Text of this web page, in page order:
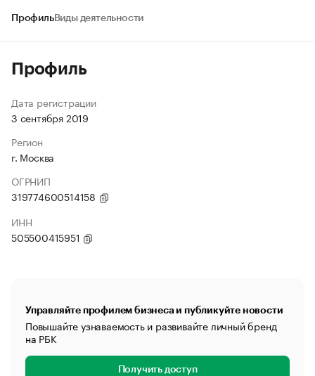
ПрофильВиды деятельности
Профиль
Дата регистрации
3 сентября 2019
Регион
г. Москва
ОГРНИП
319774600514158
ИНН
505500415951
Управляйте профилем бизнеса и публикуйте новости
Повышайте узнаваемость и развивайте личный бренд
на РБК
Получить доступ